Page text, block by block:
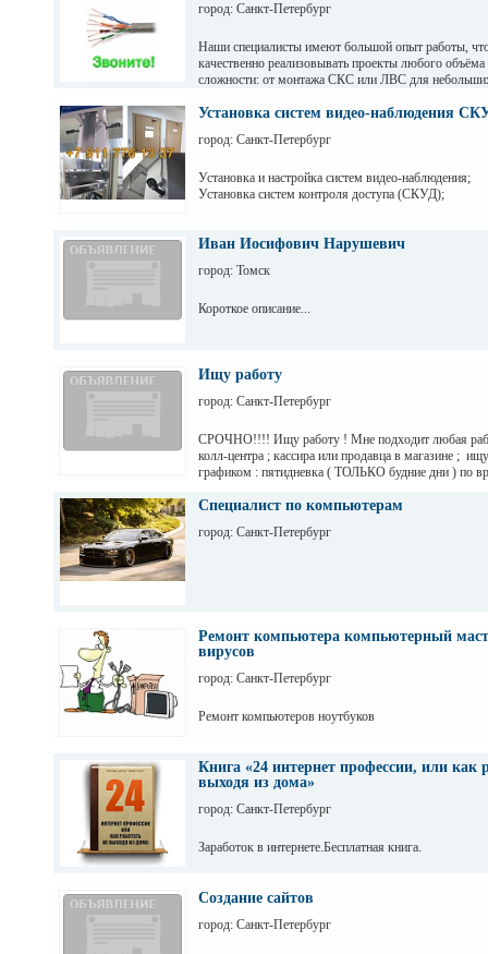
город: Санкт-Петербург
Наши специалисты имеют большой опыт работы,
качественно реализовывать проекты любого
сложности: от монтажа СКС или ЛВС для
обработки данных (ЦОД), промышленных
Установка систем видео-наблюдения
город: Санкт-Петербург
Установка и настройка систем видео-наблюдения;
Установка систем контроля доступа (СКУД);
Иван Иосифович Нарушевич
город: Томск
Короткое описание...
Ищу работу
город: Санкт-Петербург
СРОЧНО!!!! Ищу работу ! Мне подходит любая
колл-центра ; кассира или продавца в магазине ;
графиком : пятидневка ( ТОЛЬКО будние дни ) по
8.00 до 17.00 ; с 9.00 до 18.00 ; с 10.00 до 19.00 ;
; автомобиля и вод прав нет ; граджданство :
Специалист по компьютерам
город: Санкт-Петербург
Ремонт компьютера компьютерный
вирусов
город: Санкт-Петербург
Ремонт компьютеров ноутбуков
Книга «24 интернет профессии, или как
выходя из дома»
город: Санкт-Петербург
Заработок в интернете.Бесплатная книга.
Создание сайтов
город: Санкт-Петербург